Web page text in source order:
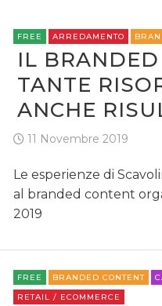
EDITORIA
RADIO / AUDIO
TV
DATI
FREE ARREDAMENTO
IL
TANTE
ANCHE
11 Novembre 2019
Le esperienze di
al branded content
2019
FREE BRANDED CONTENT
RETAIL / ECOMMERCE